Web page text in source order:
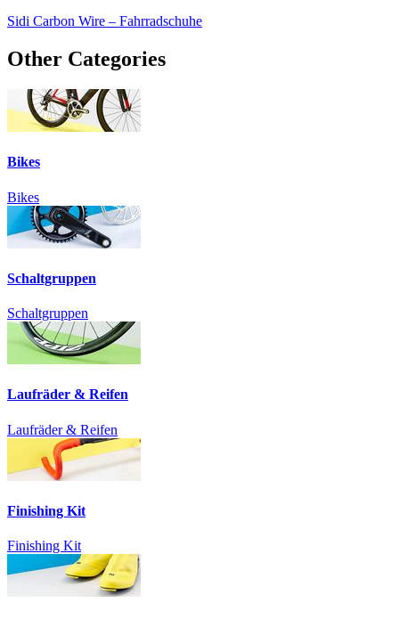
Sidi Carbon Wire – Fahrradschuhe
Other Categories
Bikes
Bikes
Schaltgruppen
Schaltgruppen
Laufräder & Reifen
Laufräder & Reifen
Finishing Kit
Finishing Kit